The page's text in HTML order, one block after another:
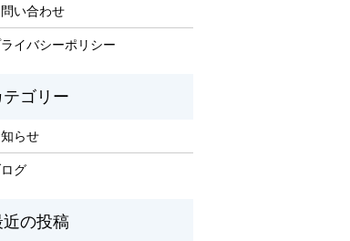
い合わせ
イバシーポリシー
らせ
グ